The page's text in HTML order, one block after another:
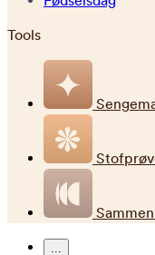
Tools
...